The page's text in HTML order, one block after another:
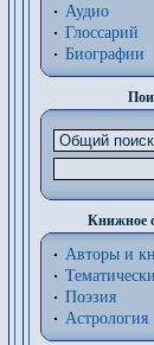
Аудио
Глоссарий
Биографии
Книжное
Авторы и
Поэзия
Астрология